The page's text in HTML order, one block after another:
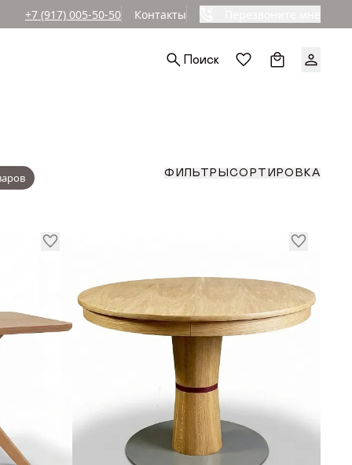
+7 (917) 005-50-50 Контакты
Поиск
ФИЛЬТРЫ СОРТИРОВКА
По уменьшению
По скидкам
РАЗДВИЖЕНИЯ